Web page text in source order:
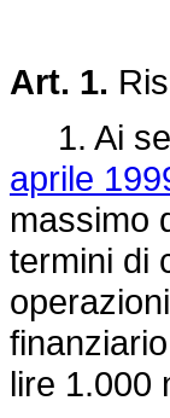
Art. 1.
1. Ai
aprile
massimo
termini di
lire 1.000